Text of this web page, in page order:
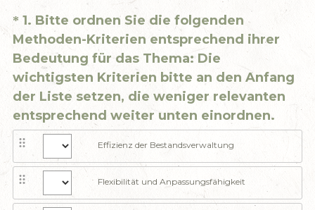
Question
Title
* 1. Bitte ordnen Sie die folgenden
Methoden-Kriterien entsprechend ihrer
Bedeutung für das Thema: Die
wichtigsten Kriterien bitte an den Anfang
der Liste setzen, die weniger relevanten
entsprechend weiter unten einordnen.
E
f
Effizienz der Bestandsverwaltung
Flexibilität und Anpassungsfähigkeit